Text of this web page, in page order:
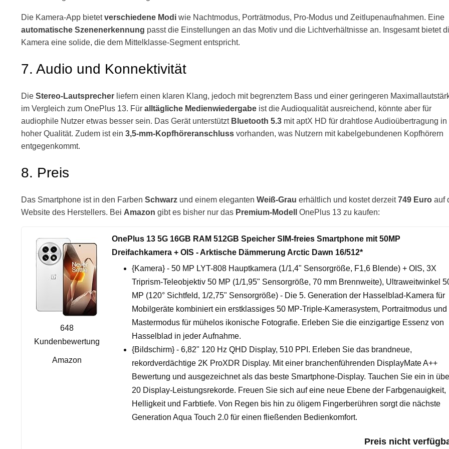
Die Kamera-App bietetverschiedene Modi wie Nachtmodus, Porträtmodus, Pro-Modus und Zeitlupenaufnahmen. Eine
automatische Szenenerkennung passt die Einstellungen an das Motiv und die Lichtverhältnisse an. Insgesamt bietet
Kamera eine solide, die dem Mittelklasse-Segment entspricht.
7. Audio und Konnektivität
Die Stereo-Lautsprecher liefern einen klaren Klang, jedoch mit begrenztem Bass und einer geringeren
im Vergleich zum OnePlus 13. Für alltägliche Medienwiedergabe ist die Audioqualität ausreichend, könnte aber für
audiophile Nutzer etwas besser sein. Das Gerät unterstützt Bluetooth 5.3 mit aptX HD für drahtlose Audioübertragung in
hoher Qualität. Zudem ist ein 3,5-mm-Kopfhöreranschluss vorhanden, was Nutzern mit kabelgebundenen Kopfhörern
entgegenkommt.
8. Preis
Das Smartphone ist in den Farben Schwarz und einem eleganten Weiß-Grau erhältlich und kostet derzeit749 Euro auf
Website des Herstellers. Bei Amazon gibt es bisher nur das Premium-Modell OnePlus 13 zu kaufen:
648
Kundenbewertung
Amazon
OnePlus 13 5G 16GB RAM 512GB Speicher SIM-freies Smartphone mit 50MP
Dreifachkamera + OIS - Arktische Dämmerung Arctic Dawn 16/512*
{Kamera} - 50 MP LYT-808 Hauptkamera (1/1,4" Sensorgröße, F1,6 Blende) + OIS, 3X
Triprism-Teleobjektiv 50 MP (1/1,95" Sensorgröße, 70 mm Brennweite), Ultraweitwinkel
MP (120° Sichtfeld, 1/2,75" Sensorgröße) - Die 5. Generation der Hasselblad-Kamera für
Mobilgeräte kombiniert ein erstklassiges 50 MP-Triple-Kamerasystem, Portraitmodus und
Mastermodus für mühelos ikonische Fotografie. Erleben Sie die einzigartige Essenz von
Hasselblad in jeder Aufnahme.
{Bildschirm} - 6,82" 120 Hz QHD Display, 510 PPI. Erleben Sie das brandneue,
rekordverdächtige 2K ProXDR Display. Mit einer branchenführenden DisplayMate A++
Bewertung und ausgezeichnet als das beste Smartphone-Display. Tauchen Sie ein in
20 Display-Leistungsrekorde. Freuen Sie sich auf eine neue Ebene der Farbgenauigkeit,
Helligkeit und Farbtiefe. Von Regen bis hin zu öligem Fingerberühren sorgt die nächste
Generation Aqua Touch 2.0 für einen fließenden Bedienkomfort.
Preis nicht